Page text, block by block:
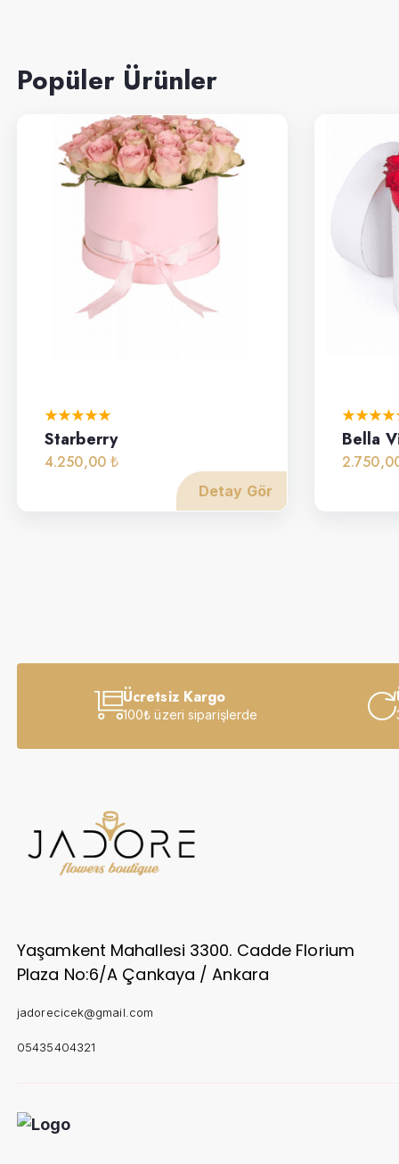
Popüler Ürünler
Starberry
4.250,00 ₺
Detay Gör
Bella
Ücretsiz Kargo
100₺ üzeri siparişlerde
Yaşamkent Mahallesi 3300. Cadde Florium
Plaza No:6/A Çankaya / Ankara
jadorecicek@gmail.com
05435404321